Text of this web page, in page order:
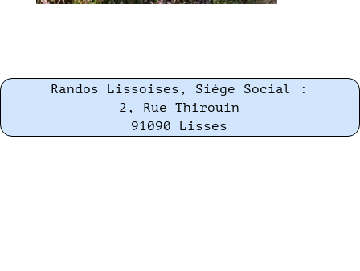
Randos Lissoises, Siège Social :
2, Rue Thirouin
91090 Lisses